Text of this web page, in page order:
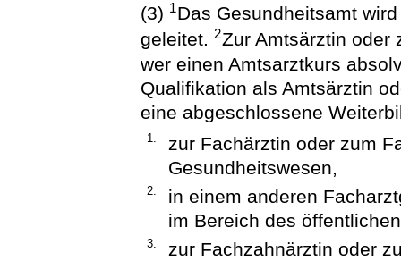
(3) 1Das Gesundheitsamt
geleitet.2Zur Amtsärztin oder
wer einen Amtsarztkurs
Qualifikation als Amtsärztin
eine abgeschlossene
1.
zur Fachärztin oder zum
Gesundheitswesen,
2.
in einem anderen
im Bereich des
3.
zur Fachzahnärztin oder